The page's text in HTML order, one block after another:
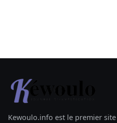
Kewoulo.info est le premier